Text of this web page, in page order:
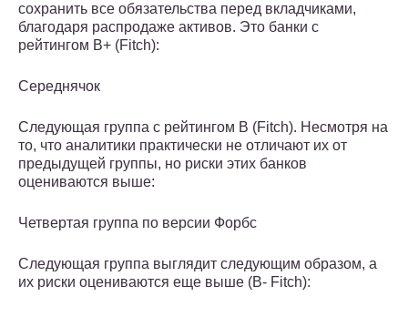
сохранить все обязательства перед вкладчиками,
благодаря распродаже активов. Это банки с
рейтингом B+ (Fitch):
Середнячок
Следующая группа с рейтингом B (Fitch). Несмотря на
то, что аналитики практически не отличают их от
предыдущей группы, но риски этих банков
оцениваются выше:
Четвертая группа по версии Форбс
Следующая группа выглядит следующим образом, а
их риски оцениваются еще выше (B- Fitch):